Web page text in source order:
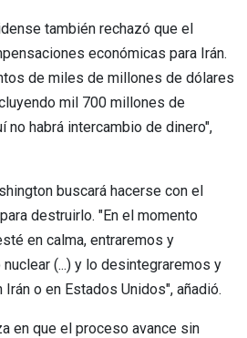
también rechazó que el
económicas para Irán.
de miles de millones de dólares
mil 700 millones de
no habrá intercambio de dinero",
buscará hacerse con el
destruirlo. "En el momento
en calma, entraremos y
(...) y lo desintegraremos y
o en Estados Unidos", añadió.
en que el proceso avance sin